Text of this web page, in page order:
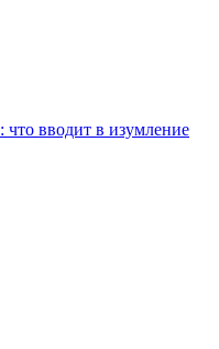
вводит в изумление